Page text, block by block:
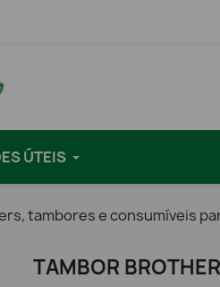
ÚTEIS
tambores e consumíveis
TAMBOR